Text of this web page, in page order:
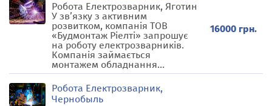
Робота Електрозварник, Яготин
У зв’язку з активним
розвитком, компанія ТОВ
«Будмонтаж Ріелті» запрошує
на роботу електрозварників.
Компанія займається
монтажем обладнання...
16000 грн.
Робота Електрозварник,
Чернобыль